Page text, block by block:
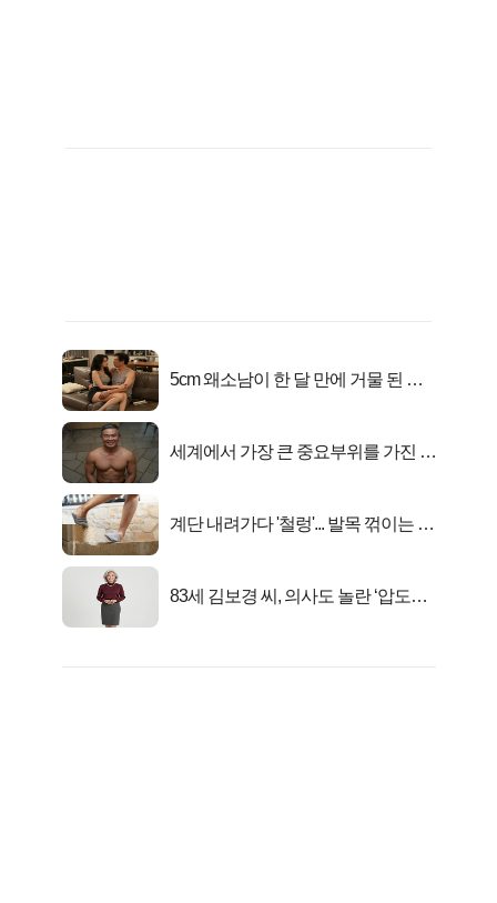
5cm 왜소남이 한 달 만에 거물 된 사
세계에서 가장 큰 중요부위를 가진 남
계단 내려가다 '철렁'... 발목 꺾이는 이
83세 김보경 씨, 의사도 놀란 ‘압도적